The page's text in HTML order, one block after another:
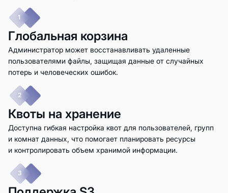
1
Глобальная корзина
Администратор может восстанавливать удаленные
пользователями файлы, защищая данные от случайных
потерь и человеческих ошибок.
2
Квоты на хранение
Доступна гибкая настройка квот для пользователей, групп
и комнат данных, что помогает планировать ресурсы
и контролировать объем хранимой информации.
3